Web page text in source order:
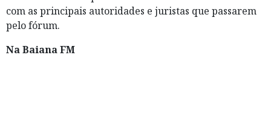
com as principais autoridades e juristas que passarem
pelo fórum.
Na Baiana FM